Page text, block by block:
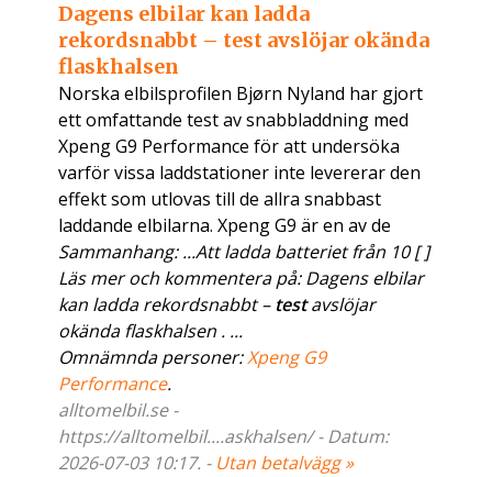
Dagens elbilar kan ladda
rekordsnabbt – test avslöjar okända
flaskhalsen
Norska elbilsprofilen Bjørn Nyland har gjort
ett omfattande test av snabbladdning med
Xpeng G9 Performance för att undersöka
varför vissa laddstationer inte levererar den
effekt som utlovas till de allra snabbast
laddande elbilarna. Xpeng G9 är en av de
Sammanhang: ...Att ladda batteriet från 10 [ ]
Läs mer och kommentera på: Dagens elbilar
kan ladda rekordsnabbt – testavslöjar
okända flaskhalsen . ...
Omnämnda personer:Xpeng G9
Performance.
alltomelbil.se -
https://alltomelbil....askhalsen/ - Datum:
2026-07-03 10:17. - Utan betalvägg »